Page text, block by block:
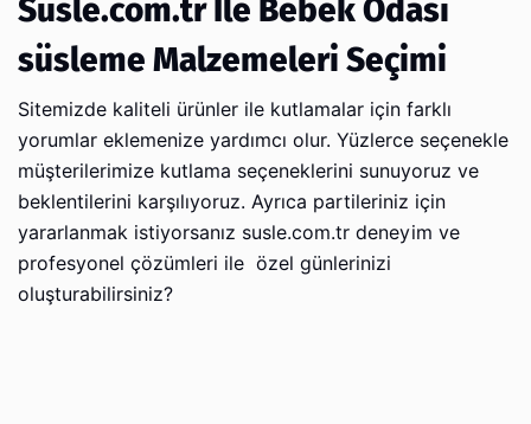
Susle.com.tr İle Bebek Odası
süsleme Malzemeleri Seçimi
Sitemizde kaliteli ürünler ile kutlamalar için farklı
yorumlar eklemenize yardımcı olur. Yüzlerce seçenekle
müşterilerimize kutlama seçeneklerini sunuyoruz ve
beklentilerini karşılıyoruz. Ayrıca partileriniz için
yararlanmak istiyorsanız susle.com.tr deneyim ve
profesyonel çözümleri ile özel günlerinizi
oluşturabilirsiniz?